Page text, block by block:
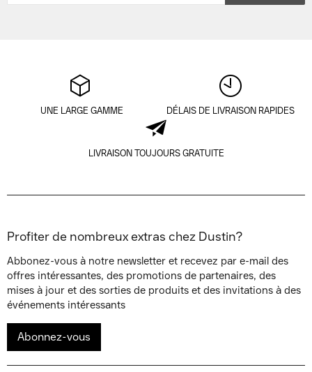
UNE LARGE GAMME DÉLAIS DE LIVRAISON RAPIDES
LIVRAISON TOUJOURS GRATUITE
Profiter de nombreux extras chez Dustin?
Abbonez-vous à notre newsletter et recevez par e-mail des
offres intéressantes, des promotions de partenaires, des
mises à jour et des sorties de produits et des invitations à des
événements intéressants
Abonnez-vous